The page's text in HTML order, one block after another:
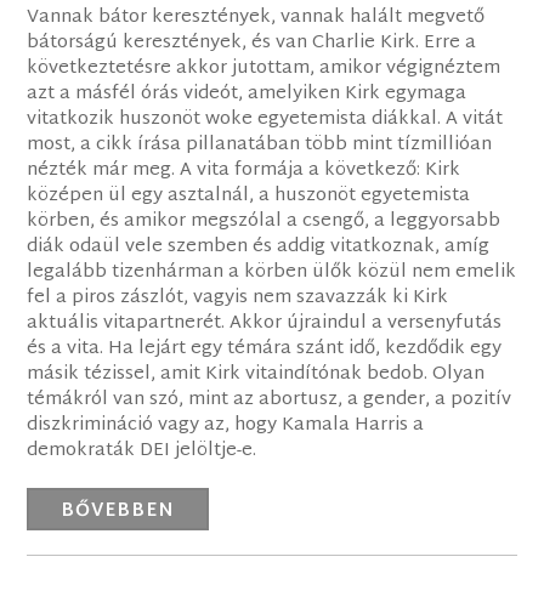
Vannak bátor keresztények, vannak halált megvető
bátorságú keresztények, és van Charlie Kirk. Erre a
következtetésre akkor jutottam, amikor végignéztem
azt a másfél órás videót, amelyiken Kirk egymaga
vitatkozik huszonöt woke egyetemista diákkal. A vitát
most, a cikk írása pillanatában több mint tízmillióan
nézték már meg. A vita formája a következő: Kirk
középen ül egy asztalnál, a huszonöt egyetemista
körben, és amikor megszólal a csengő, a leggyorsabb
diák odaül vele szemben és addig vitatkoznak, amíg
legalább tizenhárman a körben ülők közül nem emelik
fel a piros zászlót, vagyis nem szavazzák ki Kirk
aktuális vitapartnerét. Akkor újraindul a versenyfutás
és a vita. Ha lejárt egy témára szánt idő, kezdődik egy
másik tézissel, amit Kirk vitaindítónak bedob. Olyan
témákról van szó, mint az abortusz, a gender, a pozitív
diszkrimináció vagy az, hogy Kamala Harris a
demokraták DEI jelöltje-e.
BŐVEBBEN